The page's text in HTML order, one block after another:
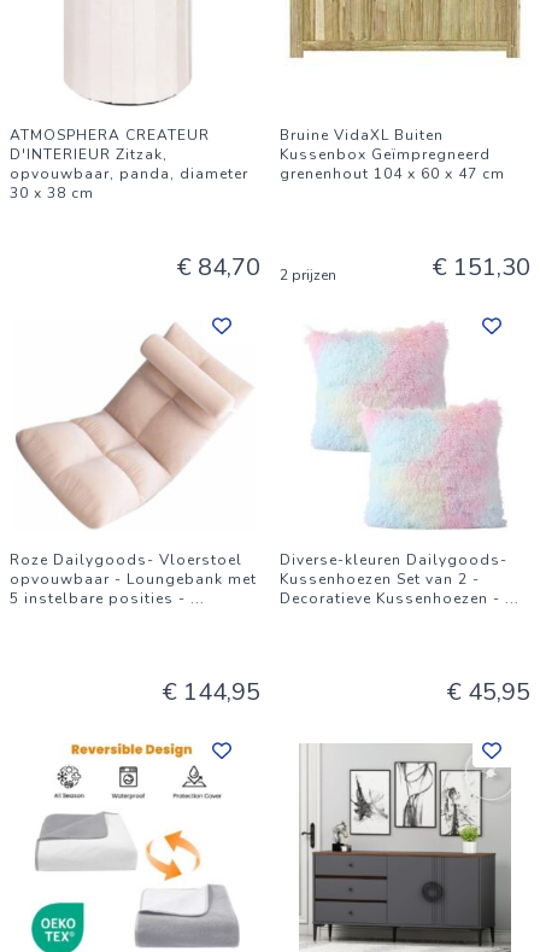
ATMOSPHERA CREATEUR
D'INTERIEUR Zitzak,
opvouwbaar, panda, diameter
30 x 38 cm
€ 84,70
Bruine VidaXL Buiten
Kussenbox Geïmpregneerd
grenenhout 104 x 60 x 47 cm
2 prijzen € 151,30
Roze Dailygoods- Vloerstoel
opvouwbaar - Loungebank met
5 instelbare posities - ...
€ 144,95
Diverse-kleuren Dailygoods-
Kussenhoezen Set van 2 -
Decoratieve Kussenhoezen - ...
€ 45,95